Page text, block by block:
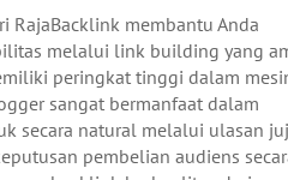
RajaBacklink membantu Anda
melalui link building yang
peringkat tinggi dalam
sangat bermanfaat dalam
secara natural melalui ulasan
pembelian audiens